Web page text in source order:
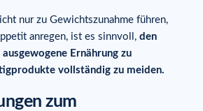
nur zu Gewichtszunahme führen,
anregen, ist es sinnvoll, den
Ernährung zu
vollständig zu meiden.
zum